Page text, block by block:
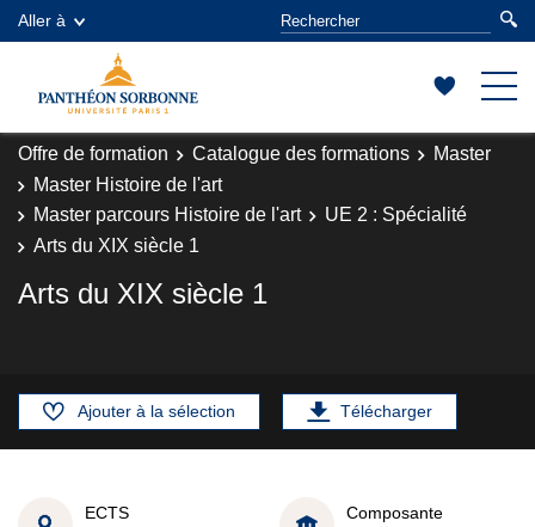
Aller à
Offre de formation Catalogue des formations
Master
Master Histoire de l'art
Master parcours Histoire de l'art
UE 2 : Spécialité
Arts du XIX siècle 1
Arts du XIX siècle 1
Ajouter à la sélection Télécharger
ECTS
Composante